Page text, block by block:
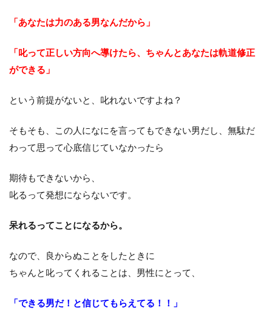
「あなたは力のある男なんだから」
「叱って正しい方向へ導けたら、ちゃんとあなたは軌道修正
ができる」
という前提がないと、叱れないですよね？
そもそも、この人になにを言ってもできない男だし、無駄だ
わって思って心底信じていなかったら
期待もできないから、
叱るって発想にならないです。
呆れるってことになるから。
なので、良からぬことをしたときに
ちゃんと叱ってくれることは、男性にとって、
「できる男だ！と信じてもらえてる！！」